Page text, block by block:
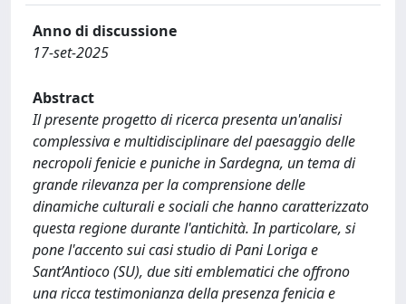
Anno di discussione
17-set-2025
Abstract
Il presente progetto di ricerca presenta un'analisi
complessiva e multidisciplinare del paesaggio delle
necropoli fenicie e puniche in Sardegna, un tema di
grande rilevanza per la comprensione delle
dinamiche culturali e sociali che hanno caratterizzato
questa regione durante l'antichità. In particolare, si
pone l'accento sui casi studio di Pani Loriga e
Sant’Antioco (SU), due siti emblematici che offrono
una ricca testimonianza della presenza fenicia e